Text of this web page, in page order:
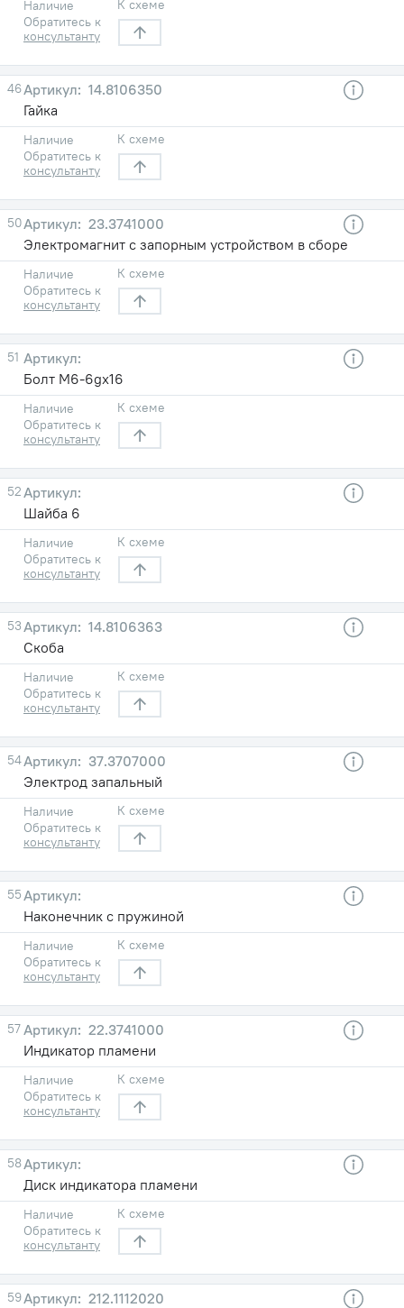
Наличие
Обратитесь к
консультанту
К схеме
46
14.8106350
Гайка
Наличие
Обратитесь к
консультанту
К схеме
50
23.3741000
Электромагнит с запорным устройством в сборе
Наличие
Обратитесь к
консультанту
К схеме
51
Болт М6-6gх16
Наличие
Обратитесь к
консультанту
К схеме
52
Шайба 6
Наличие
Обратитесь к
консультанту
К схеме
53
14.8106363
Скоба
Наличие
Обратитесь к
консультанту
К схеме
54
37.3707000
Электрод запальный
Наличие
Обратитесь к
консультанту
К схеме
55
Наконечник с пружиной
Наличие
Обратитесь к
консультанту
К схеме
57
22.3741000
Индикатор пламени
Наличие
Обратитесь к
консультанту
К схеме
58
Диск индикатора пламени
Наличие
Обратитесь к
консультанту
К схеме
59
212.1112020